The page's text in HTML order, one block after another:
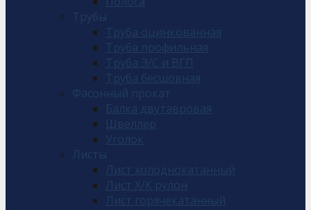
Трубы
Труба оцинкованная
Труба профильная
Труба Э/С и ВГП
Труба бесшовная
Фасонный прокат
Балка двутавровая
Швеллер
Уголок
Листы
Лист холоднокатанный
Лист Х/К рулон
Лист горячекатанный